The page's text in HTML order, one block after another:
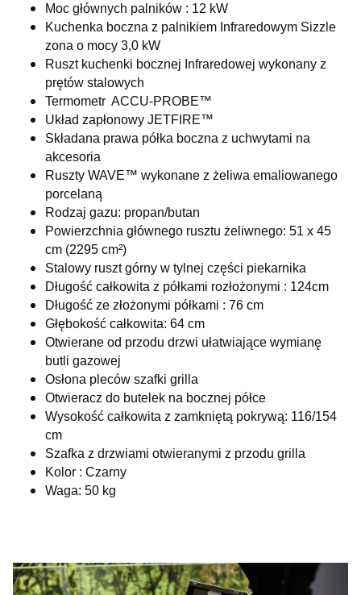
Moc głównych palników : 12 kW
Kuchenka boczna z palnikiem Infraredowym Sizzle
zona o mocy 3,0 kW
Ruszt kuchenki bocznej Infraredowej wykonany z
prętów stalowych
Termometr ACCU-PROBE™
Układ zapłonowy JETFIRE™
Składana prawa półka boczna z uchwytami na
akcesoria
Ruszty WAVE™ wykonane z żeliwa emaliowanego
porcelaną
Rodzaj gazu: propan/butan
Powierzchnia głównego rusztu żeliwnego: 51 x 45
cm (2295 cm²)
Stalowy ruszt górny w tylnej części piekarnika
Długość całkowita z półkami rozłożonymi : 124cm
Długość ze złożonymi półkami : 76 cm
Głębokość całkowita: 64 cm
Otwierane od przodu drzwi ułatwiające wymianę
butli gazowej
Osłona pleców szafki grilla
Otwieracz do butelek na bocznej półce
Wysokość całkowita z zamkniętą pokrywą: 116/154
cm
Szafka z drzwiami otwieranymi z przodu grilla
Kolor : Czarny
Waga: 50 kg